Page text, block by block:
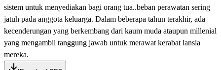
sistem untuk menyediakan bagi orang tua..beban perawatan sering
jatuh pada anggota keluarga. Dalam beberapa tahun terakhir, ada
kecenderungan yang berkembang dari kaum muda ataupun millenial
yang mengambil tanggung jawab untuk merawat kerabat lansia
mereka.